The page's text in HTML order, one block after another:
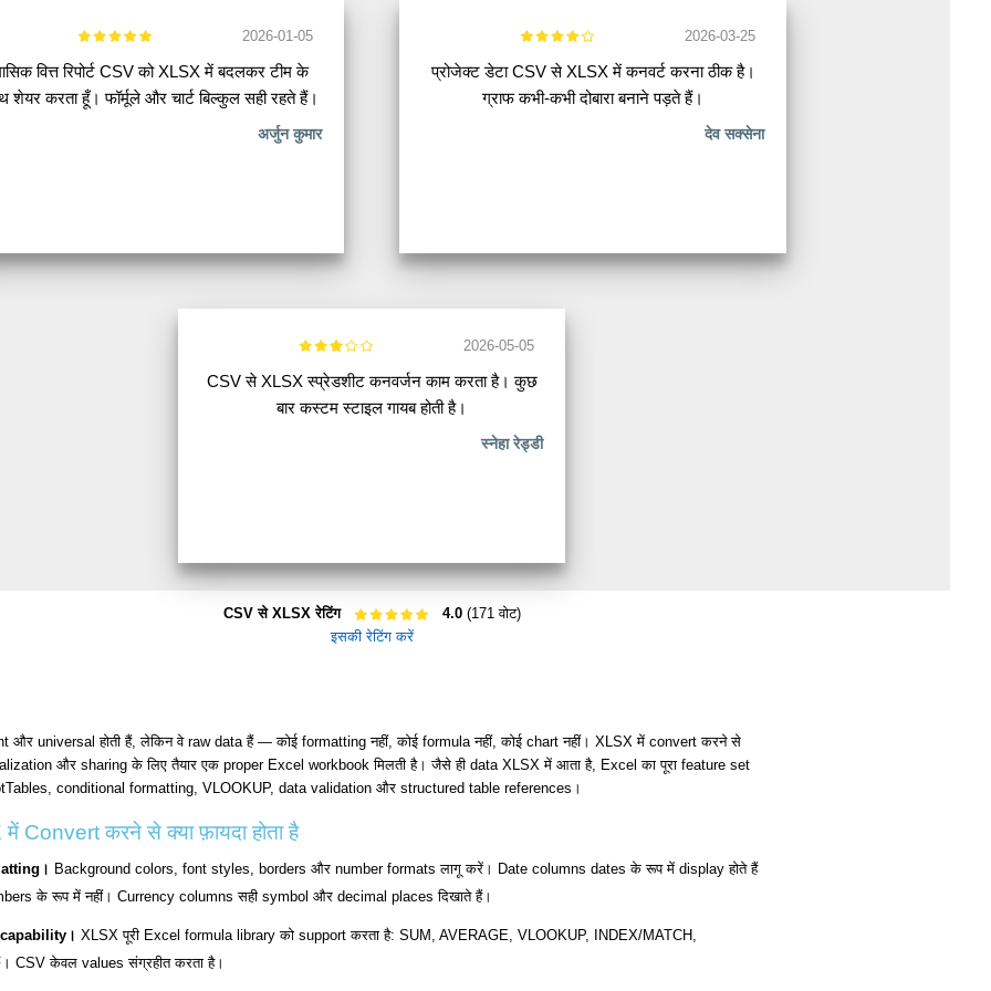
2026-01-05
वित्त रिपोर्ट CSV को XLSX में बदलकर टीम के
शेयर करता हूँ। फॉर्मूले और चार्ट बिल्कुल सही रहते हैं।
अर्जुन कुमार
2026-03-25
प्रोजेक्ट डेटा CSV से XLSX में कनवर्ट करना ठीक है।
ग्राफ कभी-कभी दोबारा बनाने पड़ते हैं।
देव सक्सेना
2026-05-05
CSV से XLSX स्प्रेडशीट कनवर्जन काम करता है। कुछ
बार कस्टम स्टाइल गायब होती है।
स्नेहा रेड्डी
CSV से XLSX रेटिंग 4.0(171 वोट)
इसकी रेटिंग करें
और universal होती हैं, लेकिन वे raw data हैं — कोई formatting नहीं, कोई formula नहीं, कोई chart नहीं। XLSX में convert करने से
और sharing के लिए तैयार एक proper Excel workbook मिलती है। जैसे ही data XLSX में आता है, Excel का पूरा feature set
conditional formatting, VLOOKUP, data validation और structured table references।
Convert करने से क्या फ़ायदा होता है
Background colors, font styles, borders और number formats लागू करें। Date columns dates के रूप में display होते हैं
के रूप में नहीं। Currency columns सही symbol और decimal places दिखाते हैं।
XLSX पूरी Excel formula library को support करता है: SUM, AVERAGE, VLOOKUP, INDEX/MATCH,
CSV केवल values संग्रहीत करता है।